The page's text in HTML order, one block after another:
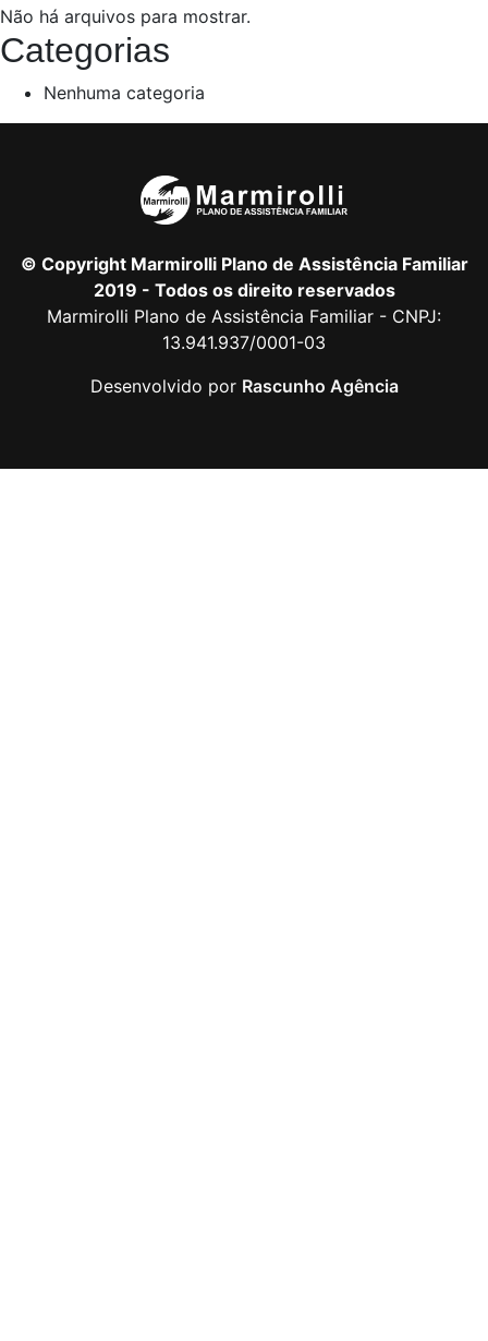
Não há arquivos para mostrar.
Categorias
Nenhuma categoria
© Copyright Marmirolli Plano de Assistência Familiar
2019 - Todos os direito reservados
Marmirolli Plano de Assistência Familiar - CNPJ:
13.941.937/0001-03
Desenvolvido por Rascunho Agência